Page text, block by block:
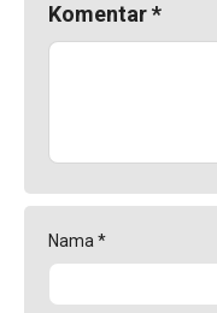
Komentar*
Nama *